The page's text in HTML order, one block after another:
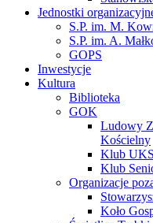
Jednostki
S.P. im. M.
S.P. im. A.
GOPS
Inwestycje
Kultura
Biblioteka
GOK
Ludowy
Kościelny
Klub
Klub
Organizacje
Koło